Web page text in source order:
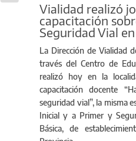
Vialidad realizó
capacitación
Seguridad Vial
La Dirección de Vialidad
través del Centro de
realizó hoy en la
capacitación docente
seguridad vial”, la misma
Inicial y a Primer y
Básica, de